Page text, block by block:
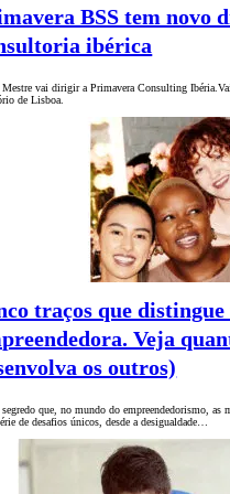
BSS tem novo
ibérica
Mestre vai dirigir a Primavera Consulting
de Lisboa.
traços que distingue
Veja
os outros)
segredo que, no mundo do empreendedorismo, as
de desafios únicos, desde a desigualdade…